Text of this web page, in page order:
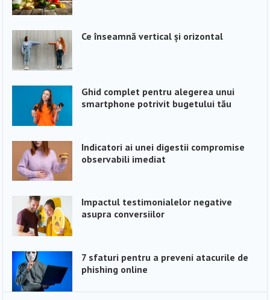
Ce înseamnă vertical și orizontal
Ghid complet pentru alegerea unui
smartphone potrivit bugetului tău
Indicatori ai unei digestii compromise
observabili imediat
Impactul testimonialelor negative
asupra conversiilor
7 sfaturi pentru a preveni atacurile de
phishing online